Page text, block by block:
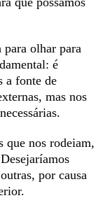
para olhar para
é
a fonte de
mas nos
que nos rodeiam,
por causa